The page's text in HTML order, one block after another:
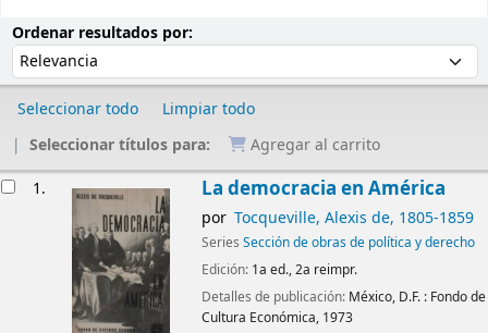
Ordenar resultados por:
Seleccionar todo
Limpiar todo
Seleccionar títulos para:
Agregar al carrito
1. La democracia en América
por Tocqueville, Alexis de, 1805-1859
Series Sección de obras de política y derecho
Edición: 1a ed., 2a reimpr.
Detalles de publicación: México, D.F. : Fondo de
Cultura Económica, 1973